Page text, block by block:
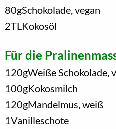
80gSchokolade, vegan
2TL Kokosöl
Für die
120gWeiße Schokolade,
100gKokosmilch
120gMandelmus, weiß
1Vanilleschote